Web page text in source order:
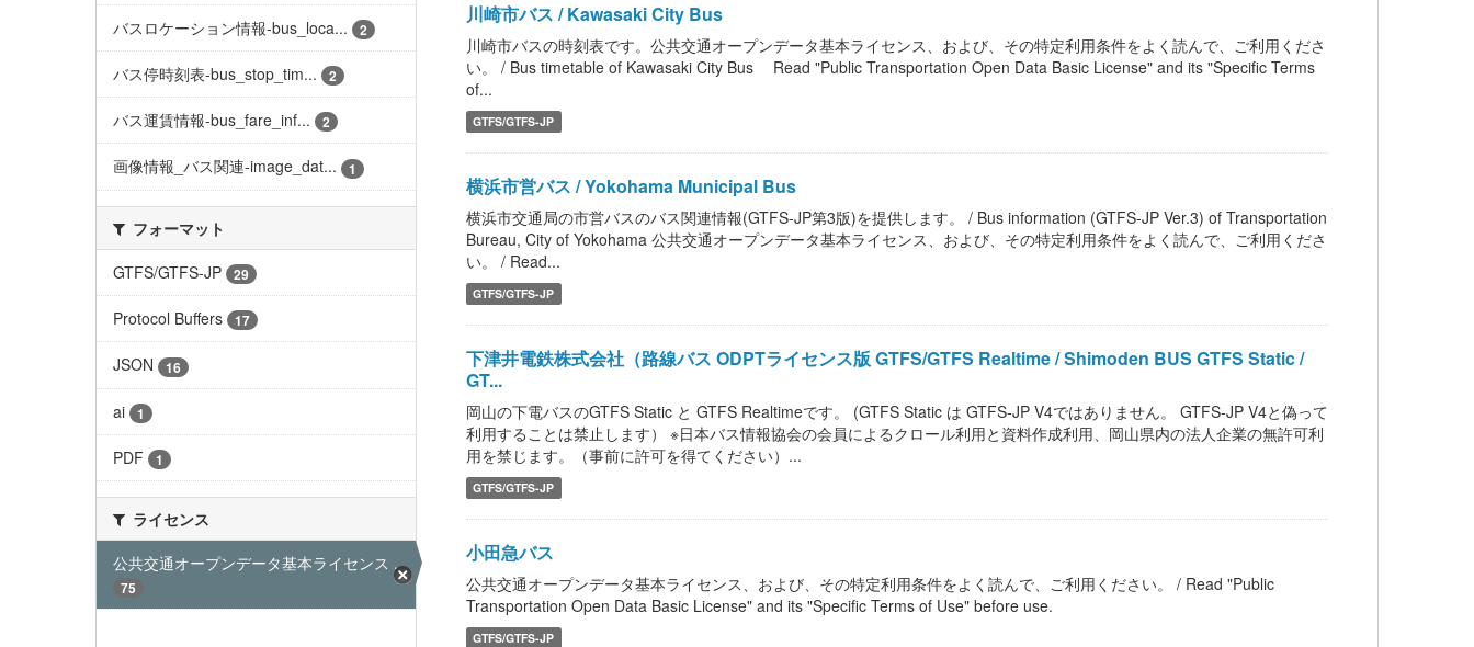
バスロケーション情報-bus_loca... 2
バス停時刻表-bus_stop_tim... 2
バス運賃情報-bus_fare_inf... 2
画像情報_バス関連-image_dat... 1
フォーマット
GTFS/GTFS-JP
29
Protocol Buffers 17
JSON 16
ai 1
PDF 1
ライセンス
公共交通オープンデータ基本ライセンス ...
75
川崎市バス / Kawasaki City Bus
川崎市バスの時刻表です。公共交通オープンデータ基本ライセンス、および、その特定利用条件をよく読んで、ご利用くださ
い。 / Bus timetable of Kawasaki City Bus Read "Public Transportation Open Data Basic License" and its "Specific Terms
of...
GTFS/GTFS-JP
横浜市営バス / Yokohama Municipal Bus
横浜市交通局の市営バスのバス関連情報(GTFS-JP第3版)を提供します。 / Bus information (GTFS-JP Ver.3) of Transportation
Bureau, City of Yokohama 公共交通オープンデータ基本ライセンス、および、その特定利用条件をよく読んで、ご利用くださ
い。 / Read...
GTFS/GTFS-JP
下津井電鉄株式会社（路線バス ODPTライセンス版 GTFS/GTFS Realtime / Shimoden BUS GTFS Static /
GT...
岡山の下電バスのGTFS Static と GTFS Realtimeです。 (GTFS Static は GTFS-JP V4ではありません。 GTFS-JP V4と偽って
利用することは禁止します） ※日本バス情報協会の会員によるクロール利用と資料作成利用、岡山県内の法人企業の無許可利
用を禁じます。（事前に許可を得てください）...
GTFS/GTFS-JP
小田急バス
公共交通オープンデータ基本ライセンス、および、その特定利用条件をよく読んで、ご利用ください。 / Read "Public
Transportation Open Data Basic License" and its "Specific Terms of Use" before use.
GTFS/GTFS-JP